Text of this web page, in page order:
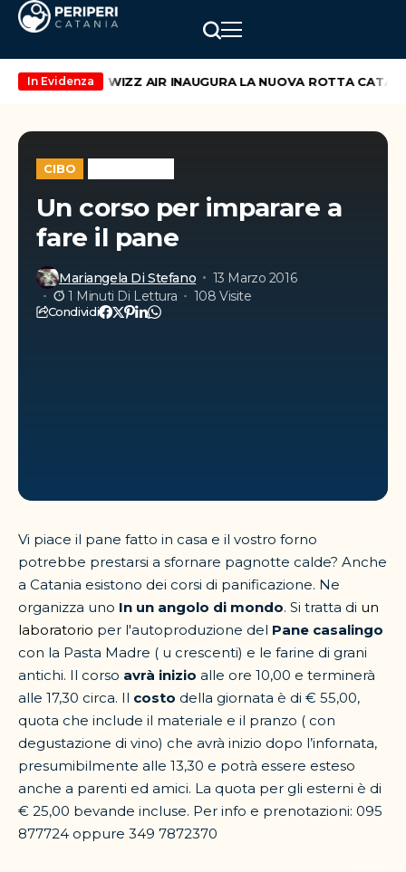
In Evidenza
di maggio WIZZ AIR INAUGURA LA NUOVA ROTTA
CIBO
Un corso per imparare a
fare il pane
Mariangela Di Stefano
13 Marzo 2016
1 Minuti Di Lettura
108 Visite
Condividi
Vi piace il pane fatto in casa e il vostro forno
potrebbe prestarsi a sfornare pagnotte calde? Anche
a Catania esistono dei corsi di panificazione. Ne
organizza uno In un angolo di mondo. Si tratta di un
laboratorio per l'autoproduzione del Pane casalingo
con la Pasta Madre ( u crescenti) e le farine di grani
antichi. Il corso avrà inizio alle ore 10,00 e terminerà
alle 17,30 circa. Il costo della giornata è di € 55,00,
quota che include il materiale e il pranzo ( con
degustazione di vino) che avrà inizio dopo l’infornata,
presumibilmente alle 13,30 e potrà essere esteso
anche a parenti ed amici. La quota per gli esterni è di
€ 25,00 bevande incluse. Per info e prenotazioni: 095
877724 oppure 349 7872370